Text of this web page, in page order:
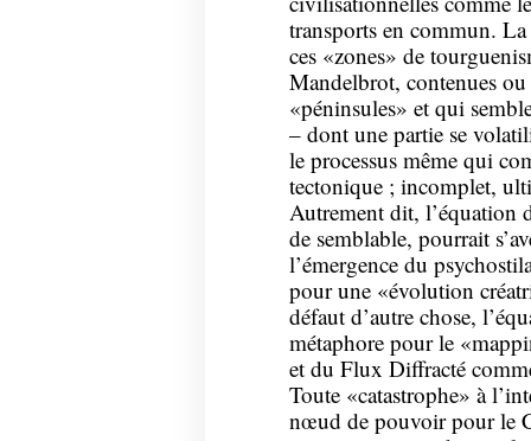
transports en commun.
ces «zones» de
Mandelbrot, contenues ou
«péninsules» et qui
– dont une partie se
le processus même qui
tectonique ; incomplet,
Autrement dit, l’équation
de semblable, pourrait
l’émergence du
pour une «évolution
défaut d’autre chose,
métaphore pour le
et du Flux Diffracté
Toute «catastrophe» à
nœud de pouvoir pour le